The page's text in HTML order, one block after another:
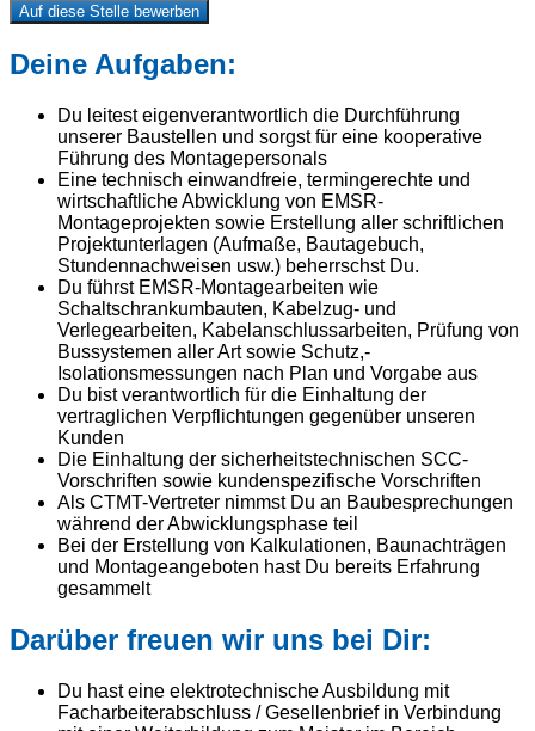
Auf diese Stelle bewerben
Deine Aufgaben:
Du leitest eigenverantwortlich die Durchführung
unserer Baustellen und sorgst für eine kooperative
Führung des Montagepersonals
Eine technisch einwandfreie, termingerechte und
wirtschaftliche Abwicklung von EMSR-
Montageprojekten sowie Erstellung aller schriftlichen
Projektunterlagen (Aufmaße, Bautagebuch,
Stundennachweisen usw.) beherrschst Du.
Du führst EMSR-Montagearbeiten wie
Schaltschrankumbauten, Kabelzug- und
Verlegearbeiten, Kabelanschlussarbeiten, Prüfung von
Bussystemen aller Art sowie Schutz,-
Isolationsmessungen nach Plan und Vorgabe aus
Du bist verantwortlich für die Einhaltung der
vertraglichen Verpflichtungen gegenüber unseren
Kunden
Die Einhaltung der sicherheitstechnischen SCC-
Vorschriften sowie kundenspezifische Vorschriften
Als CTMT-Vertreter nimmst Du an Baubesprechungen
während der Abwicklungsphase teil
Bei der Erstellung von Kalkulationen, Baunachträgen
und Montageangeboten hast Du bereits Erfahrung
gesammelt
Darüber freuen wir uns bei Dir:
Du hast eine elektrotechnische Ausbildung mit
Facharbeiterabschluss / Gesellenbrief in Verbindung